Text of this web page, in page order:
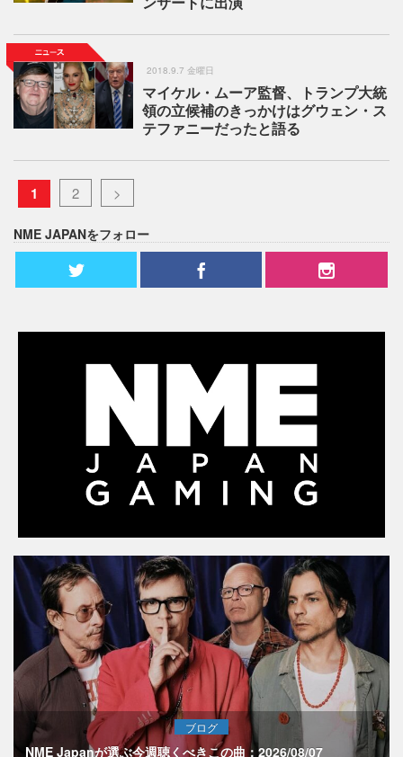
2018.9.7 金曜日
マイケル・ムーア監督、トランプ大統
領の立候補のきっかけはグウェン・ス
テファニーだったと語る
1 2 >
NME JAPANをフォロー
ブログ
NME Japanが選ぶ今週聴くべきこの曲：2026/08/07